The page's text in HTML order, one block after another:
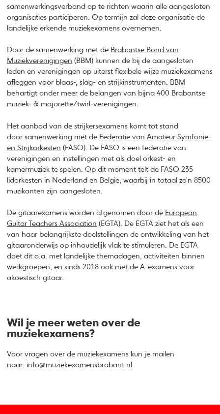
samenwerkingsverband op te richten waarin alle aangesloten
organisaties participeren. Op termijn zal deze organisatie de
landelijke erkende muziekexamens overnemen.
Door de samenwerking met de Brabantse Bond van
Muziekverenigingen (BBM) kunnen de bij de aangesloten
leden en verenigingen op uiterst flexibele wijze muziekexamens
afleggen voor blaas-, slag- en strijkinstrumenten. BBM
behartigt onder meer de belangen van bijna 400 Brabantse
muziek- & majorette/twirl-verenigingen.
Het aanbod van de strijkersexamens komt tot stand
door samenwerking met de Federatie van Amateur Symfonie-
en Strijkorkesten (FASO). De FASO is een federatie van
verenigingen en instellingen met als doel orkest- en
kamermuziek te spelen. Op dit moment telt de FASO 235
lidorkesten in Nederland en België, waarbij in totaal zo'n 8500
muzikanten zijn aangesloten.
De gitaarexamens worden afgenomen door de European
Guitar Teachers Association (EGTA). De EGTA ziet het als een
van haar belangrijkste doelstellingen de ontwikkeling van het
gitaaronderwijs op inhoudelijk vlak te stimuleren. De EGTA
doet dit o.a. met landelijke themadagen, activiteiten binnen
werkgroepen, en sinds 2018 ook met de A-examens voor
akoestisch gitaar.
Wil je meer weten over de
muziekexamens?
Voor vragen over de muziekexamens kun je mailen
naar: info@muziekexamensbrabant.nl